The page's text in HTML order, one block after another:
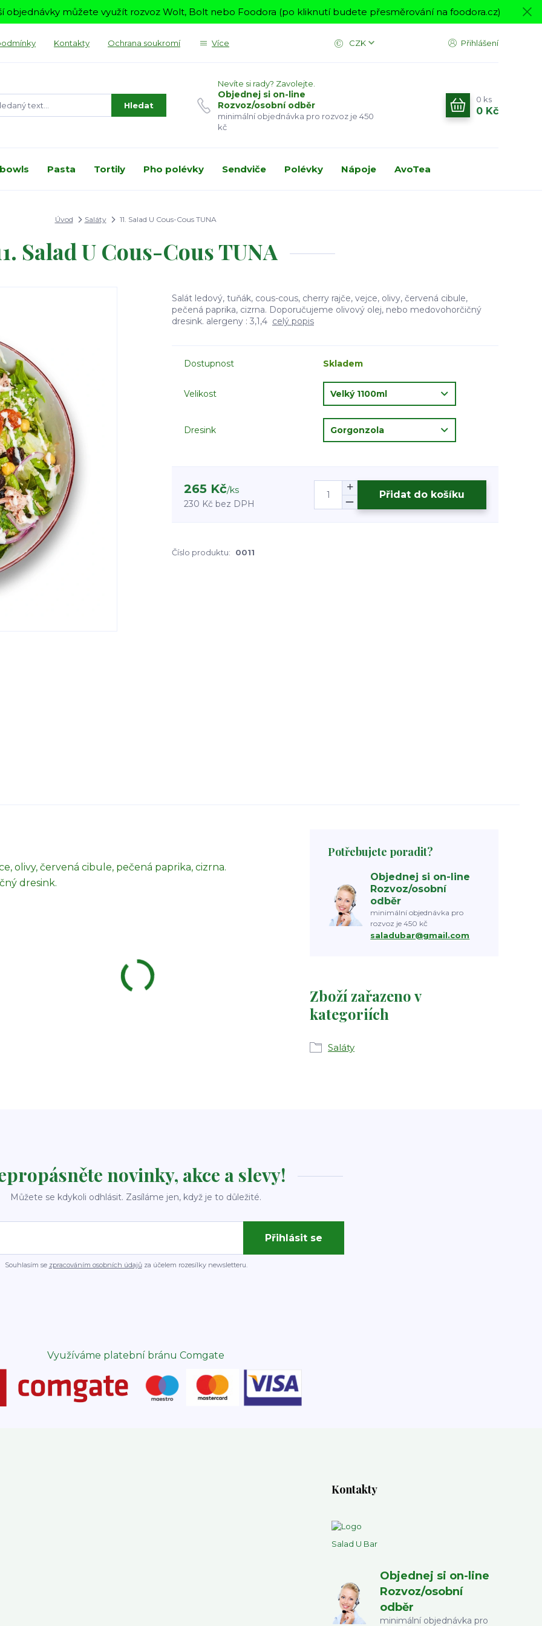
objednávky můžete využít rozvoz Wolt, Bolt nebo Foodora (po kliknutí budete přesměrování na foodora.cz)
Kontakty Ochrana soukromí Více CZK Přihlášení
Hledat
Nevíte si rady? Zavolejte.
Objednej si on-line
Rozvoz/osobní odběr
minimální objednávka pro rozvoz je 450
kč
0 ks
0 Kč
Pasta Tortily Pho polévky Sendviče Polévky Nápoje AvoTea
Úvod Saláty 11. Salad U Cous-Cous TUNA
Salad U Cous-Cous TUNA
Salát ledový, tuňák, cous-cous, cherry rajče, vejce, olivy, červená cibule,
pečená paprika, cizrna. Doporučujeme olivový olej, nebo medovohorčičný
dresink. alergeny : 3,1,4 celý popis
Dostupnost Skladem
Velikost
Dresink
265 Kč/ks
230 Kč bez DPH
Přidat do košíku
Číslo produktu: 0011
olivy, červená cibule, pečená paprika, cizrna.
dresink.
Zboží zařazeno v
kategoriích
Saláty
Potřebujete poradit?
Objednej si on-line
Rozvoz/osobní
odběr
minimální objednávka pro
rozvoz je 450 kč
saladubar@gmail.com
novinky, akce a slevy!
Můžete se kdykoli odhlásit. Zasíláme jen, když je to důležité.
Přihlásit se
Souhlasím se zpracováním osobních údajůza účelem rozesílky newsletteru.
Využíváme platební bránu Comgate
Kontakty
Salad U Bar
Objednej si on-line
Rozvoz/osobní
odběr
minimální objednávka pro